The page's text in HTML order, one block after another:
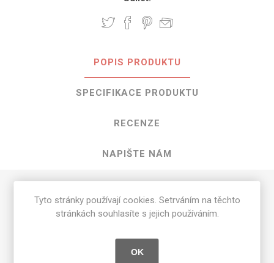
POPIS PRODUKTU
SPECIFIKACE PRODUKTU
RECENZE
NAPIŠTE NÁM
HPL Steel Metal o rozměrech 3050 mm
x 1300 mm
Dostupné tloušťky v [mm] a povrchové úpravy jsou
uvedeny v tabulce
Tyto stránky používají cookies. Setrváním na těchto
stránkách souhlasíte s jejich používáním.
OK